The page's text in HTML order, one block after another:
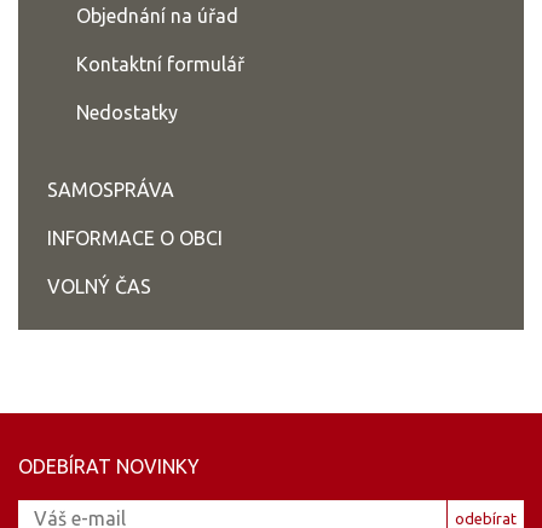
Objednání na úřad
Kontaktní formulář
Nedostatky
SAMOSPRÁVA
INFORMACE O OBCI
VOLNÝ ČAS
ODEBÍRAT NOVINKY
odebírat